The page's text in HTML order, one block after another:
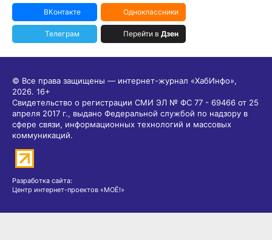
ВКонтакте Одноклассники
Телеграм Перейти в Дзен
© Все права защищены — интернет-журнал «ХабИнфо»,
2026. 16+
Свидетельство о регистрации СМИ ЭЛ № ФС 77 - 69466 от 25
апреля 2017 г., выдано Федеральной службой по надзору в
сфере связи, информационных технологий и массовых
коммуникаций.
Разработка сайта:
Центр интернет-проектов «МОЁ!»